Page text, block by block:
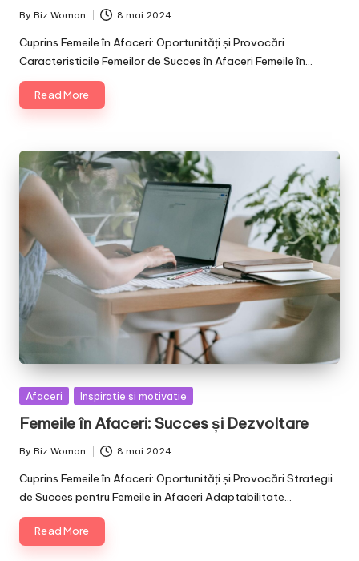
Posted
by
By Biz Woman 8 mai 2024
Cuprins Femeile în Afaceri: Oportunități și Provocări
Caracteristicile Femeilor de Succes în Afaceri Femeile în…
Read More
Posted
Afaceri Inspiratie si motivatie
Femeile în Afaceri: Succes și Dezvoltare
Posted
by
By Biz Woman 8 mai 2024
Cuprins Femeile în Afaceri: Oportunități și Provocări Strategii
de Succes pentru Femeile în Afaceri Adaptabilitate…
Read More